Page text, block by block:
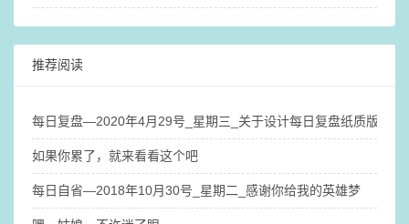
推荐阅读
每日复盘—2020年4月29号_星期三_关于设计每日复盘纸质版笔记
如果你累了，就来看看这个吧
每日自省—2018年10月30号_星期二_感谢你给我的英雄梦